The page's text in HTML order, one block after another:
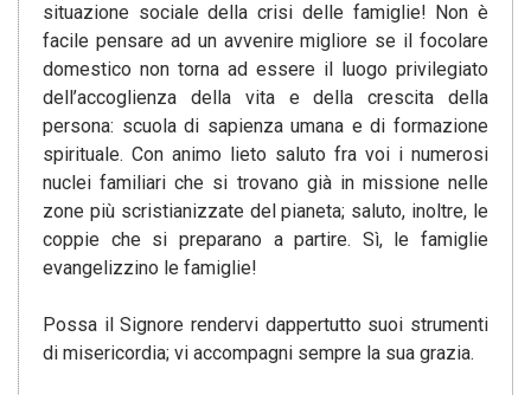
situazione sociale della crisi delle famiglie! Non è
facile pensare ad un avvenire migliore se il focolare
domestico non torna ad essere il luogo privilegiato
dell’accoglienza della vita e della crescita della
persona: scuola di sapienza umana e di formazione
spirituale. Con animo lieto saluto fra voi i numerosi
nuclei familiari che si trovano già in missione nelle
zone più scristianizzate del pianeta; saluto, inoltre, le
coppie che si preparano a partire. Sì, le famiglie
evangelizzino le famiglie!
Possa il Signore rendervi dappertutto suoi strumenti
di misericordia; vi accompagni sempre la sua grazia.